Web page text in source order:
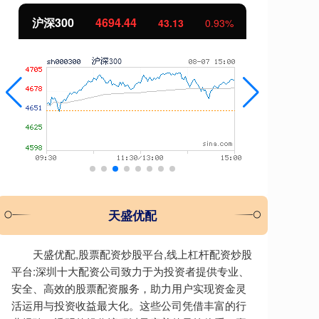
北证50 1134.24 11.37 1.01%
天盛优配
天盛优配,股票配资炒股平台,线上杠杆配资炒股
平台:深圳十大配资公司致力于为投资者提供专业、
安全、高效的股票配资服务，助力用户实现资金灵
活运用与投资收益最大化。这些公司凭借丰富的行